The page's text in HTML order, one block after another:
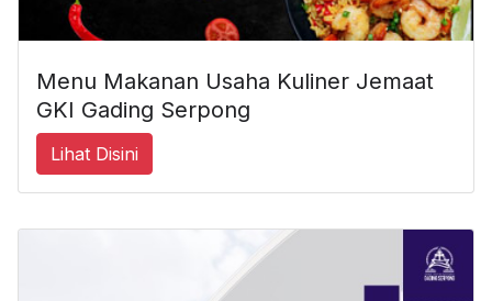
Menu Makanan Usaha Kuliner Jemaat
GKI Gading Serpong
Lihat Disini